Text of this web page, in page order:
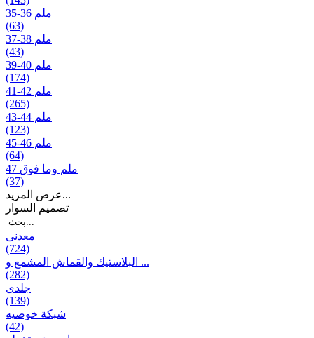
35-36 ملم
(63)
37-38 ملم
(43)
39-40 ملم
(174)
41-42 ملم
(265)
43-44 ملم
(123)
45-46 ملم
(64)
47 ملم وما فوق
(37)
عرض المزيد...
تصمیم السوار
معدنی
(724)
البلاستيك والقماش المشمع و ...
(282)
جلدی
(139)
شبكة خوصیه
(42)